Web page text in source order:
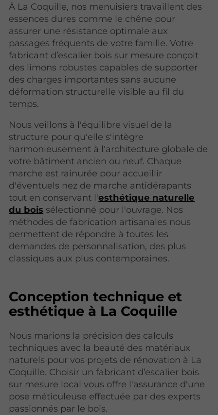
À La Coquille, nos menuisiers travaillent des
essences dures comme le chêne pour
assurer une résistance optimale aux
passages fréquents de votre famille. Votre
fabricant d’escalier bois sur mesure conçoit
des limons robustes capables de supporter
des charges importantes sans aucune
déformation structurelle visible au fil du
temps.
Nous veillons à l'équilibre visuel de la
structure pour qu'elle s'intègre
harmonieusement à l'architecture globale de
votre bâtiment ancien ou neuf. Chaque
marche est rainurée pour accueillir
d'éventuels nez de marche antidérapants
tout en conservant l'esthétique naturelle
du bois sélectionné pour l'ouvrage. Nos
méthodes de fabrication artisanales nous
permettent de répondre à toutes les
demandes de personnalisation, des plus
classiques aux plus contemporaines.
Conception technique et
esthétique à La Coquille
Nous marions la précision des calculs
techniques avec la beauté des matériaux
naturels pour vos projets de rénovation à La
Coquille. Choisir un fabricant d’escalier bois
sur mesure local vous offre l'assurance d'une
pose méticuleuse effectuée par des experts
passionnés par le bois.